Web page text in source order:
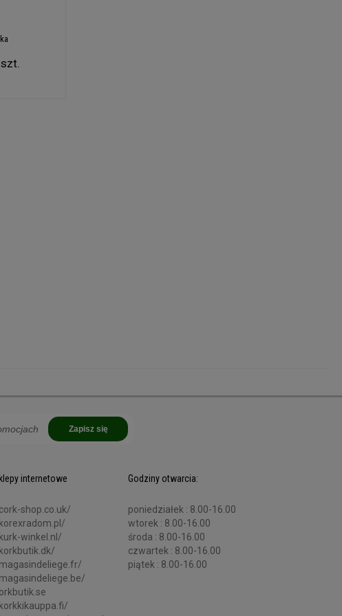
Zapisz się
internetowe
shop.co.uk/
winkel.nl/
Godziny otwarcia:
poniedziałek : 8.00-16.00
wtorek : 8.00-16.00
środa : 8.00-16.00
czwartek : 8.00-16.00
piątek : 8.00-16.00